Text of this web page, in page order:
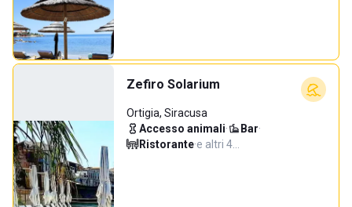
Zefiro Solarium
Ortigia, Siracusa
Accesso animali· Bar·
Ristorante·e altri 4…